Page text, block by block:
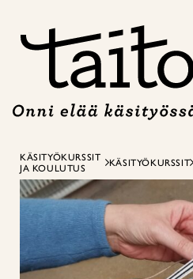
KÄSITYÖKURSSIT
JA KOULUTUS
KÄSITYÖKURSSIT